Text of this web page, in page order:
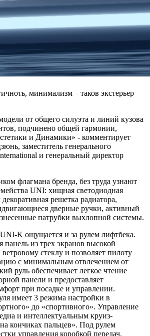
минимализм – таков экстерьер
от общего силуэта и линий кузова
подчинено общей гармонии,
и Динамики» - комментирует
заместитель генерального
и генеральный директор
флагмана бренда, без труда узнают
UNI: хищная светодиодная
решетка радиатора,
дверные ручки, активный
патрубки выхлопной системы.
UNI-K ощущается и за рулем лифтбека.
из трех экранов высокой
стеклу и позволяет пилоту
с минимальным отвлечением от
руль обеспечивает легкое чтение
панели и предоставляет
при посадке и управлении.
имеет 3 режима настройки в
до «спортивного». Управление
и интеллектуальным круиз-
кончиках пальцев». Под рулем
управления коробкой передач,